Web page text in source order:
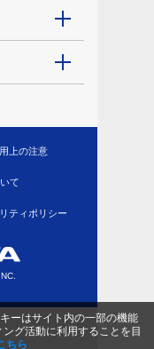
上の注意
て
ティポリシー
ーはサイト内の一部の機能
グ活動に利用することを目
ちら